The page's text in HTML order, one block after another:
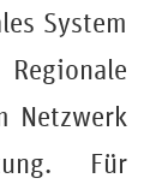
System
Netzwerk
Für